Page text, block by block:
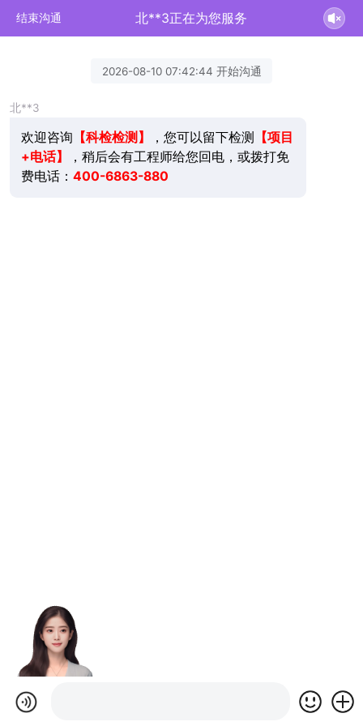
结束沟通 北**3正在为您服务
2026-08-10 07:42:44 开始沟通
北**3
欢迎咨询 【科检检测】 ，您可以留下检测
【项目
+电话】
，稍后会有工程师给您回电，或拨打免
费电话： 400-6863-880